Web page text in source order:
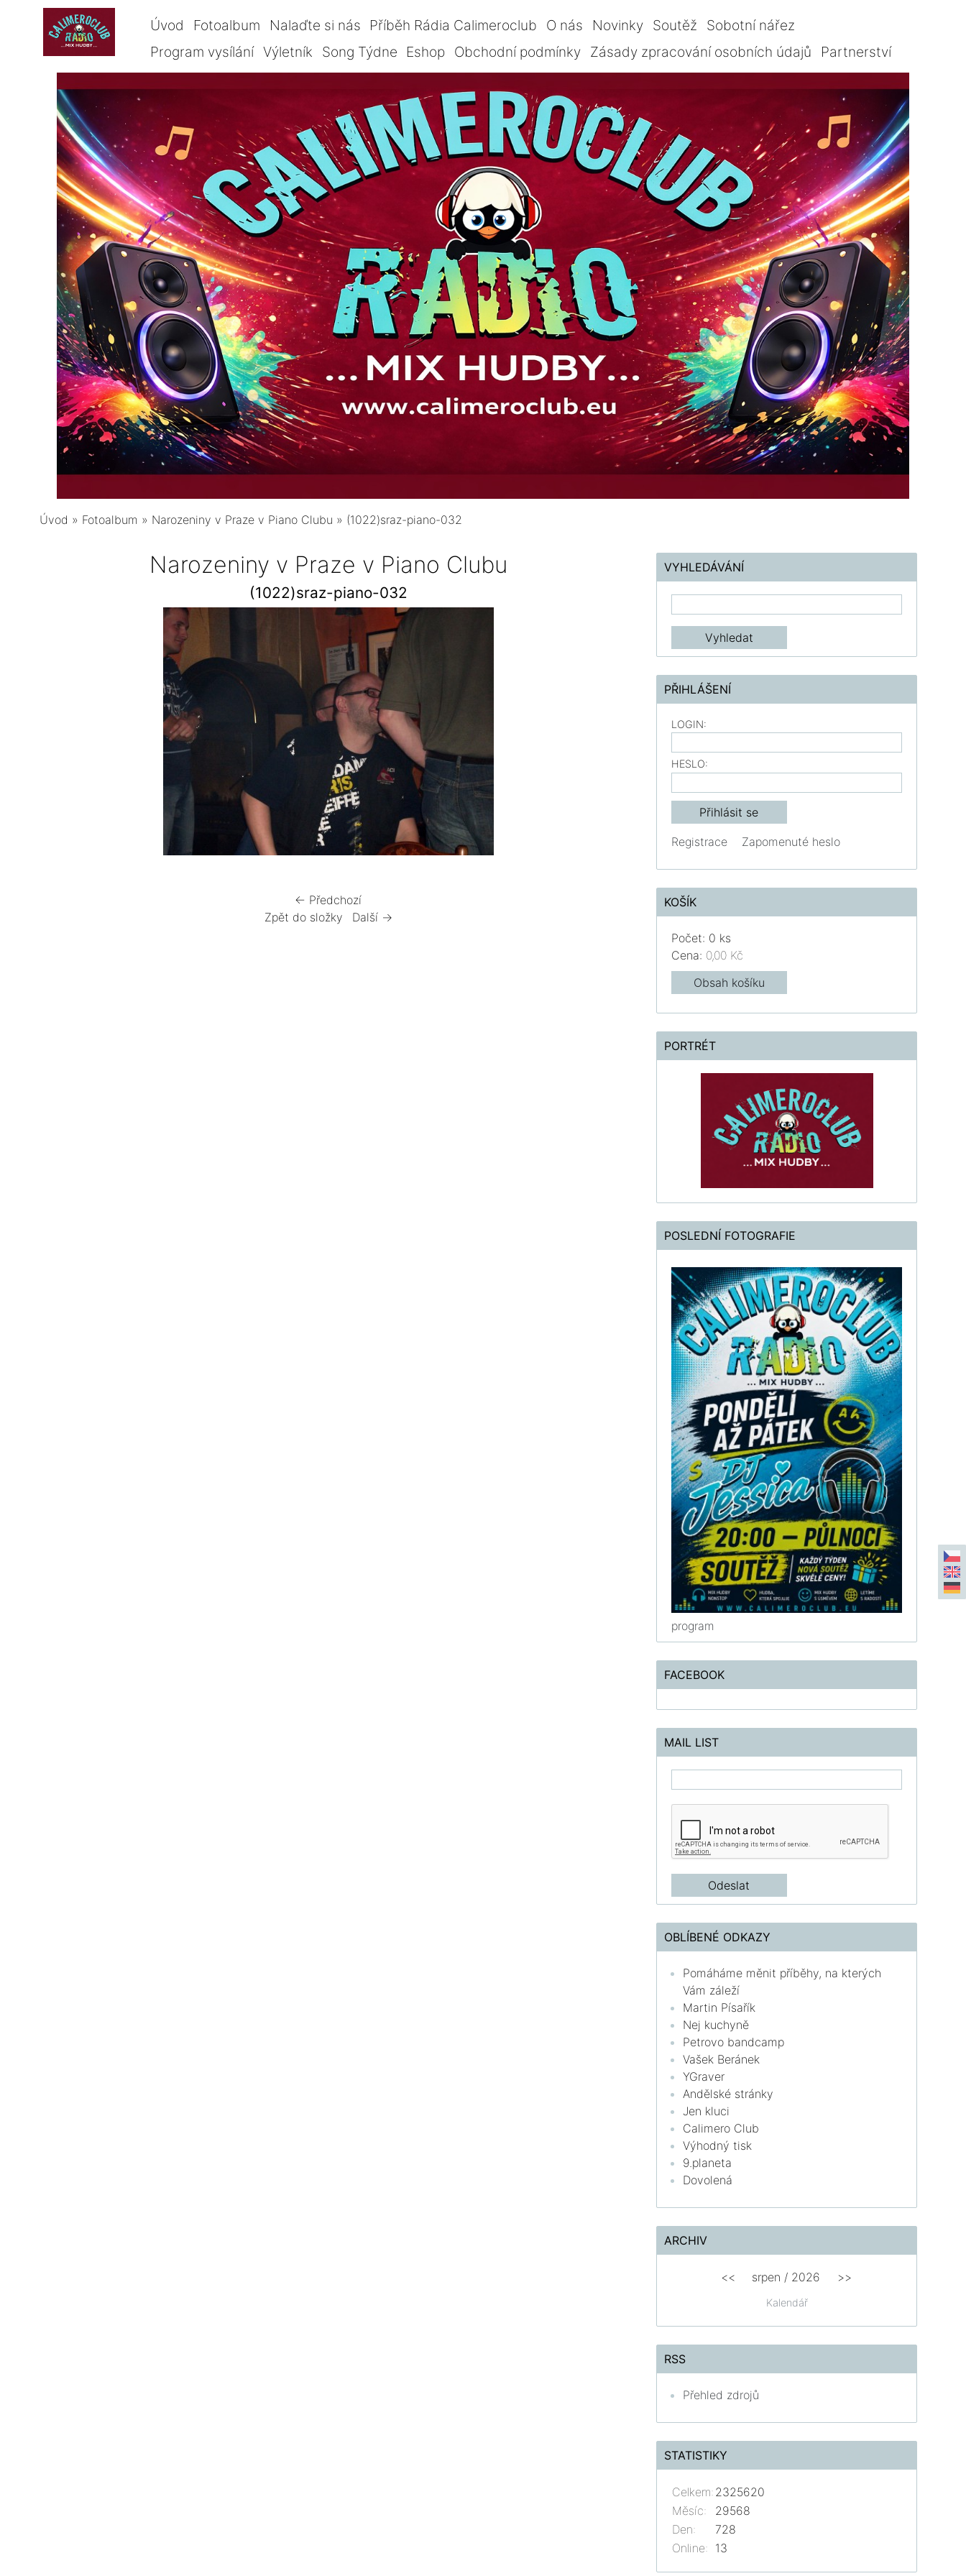
Úvod Fotoalbum Nalaďte si nás Příběh Rádia Calimeroclub O nás Novinky Soutěž
Sobotní nářez
Program vysílání Výletník Song Týdne Eshop Obchodní podmínky Zásady zpracování osobních údajů Partnerství
Úvod » Fotoalbum » Narozeniny v Praze v Piano Clubu » (1022)sraz-piano-032
Narozeniny v Praze v Piano Clubu
(1022)sraz-piano-032
← Předchozí
Zpět do složky
Další →
VYHLEDÁVÁNÍ
PŘIHLÁŠENÍ
LOGIN:
HESLO:
Registrace Zapomenuté heslo
KOŠÍK
Počet: 0 ks
Cena: 0,00 Kč
Obsah košíku
PORTRÉT
POSLEDNÍ FOTOGRAFIE
program
FACEBOOK
MAIL LIST
OBLÍBENÉ ODKAZY
Pomáháme měnit příběhy, na kterých
Vám záleží
Martin Písařík
Nej kuchyně
Petrovo bandcamp
Vašek Beránek
YGraver
Andělské stránky
Jen kluci
Calimero Club
Výhodný tisk
9.planeta
Dovolená
ARCHIV
Kalendář
<< srpen / 2026 >>
RSS
Přehled zdrojů
STATISTIKY
Online: 13
Celkem: 2325620
Měsíc:
29568
Den:
728